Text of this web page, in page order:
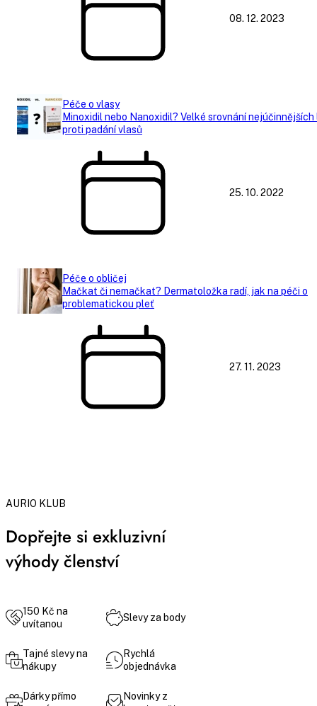
08. 12. 2023
Péče o vlasy
Minoxidil nebo Nanoxidil? Velké srovnání
proti padání vlasů
25. 10. 2022
Péče o obličej
Mačkat či nemačkat? Dermatoložka radí, jak na péči o
problematickou pleť
27. 11. 2023
AURIO KLUB
Dopřejte si exkluzivní
výhody členství
150 Kč na
uvítanou
Slevy za body
Tajné slevy na
nákupy
Rychlá
objednávka
Dárky přímo
Novinky z